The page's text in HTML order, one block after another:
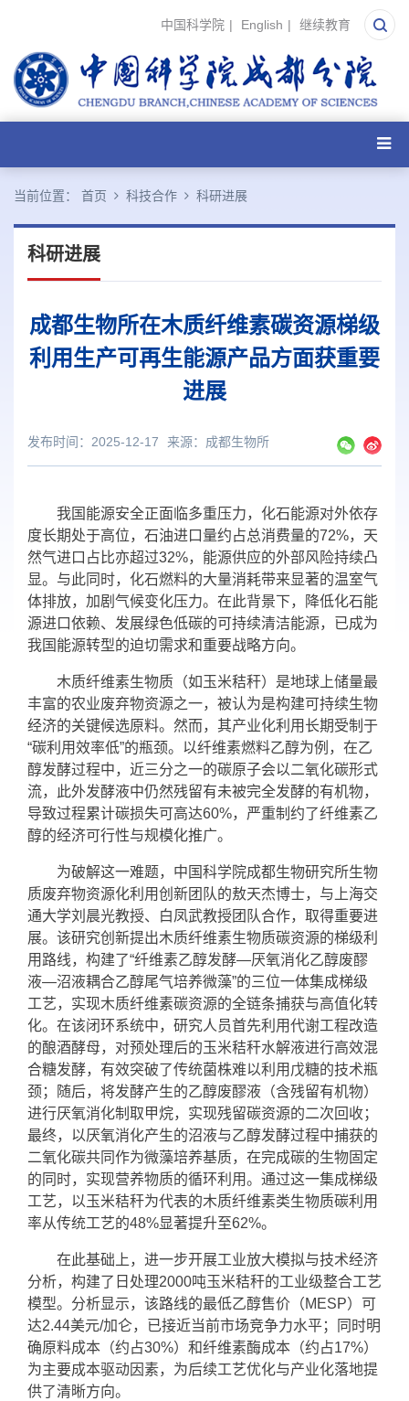
中国科学院 | English | 继续教育
当前位置： 首页 科技合作 科研进展
科研进展
成都生物所在木质纤维素碳资源梯级
利用生产可再生能源产品方面获重要
进展
发布时间：2025-12-17 来源： 成都生物所
我国能源安全正面临多重压力，化石能源对外依存
度长期处于高位，石油进口量约占总消费量的72%，天
然气进口占比亦超过32%，能源供应的外部风险持续凸
显。与此同时，化石燃料的大量消耗带来显著的温室气
体排放，加剧气候变化压力。在此背景下，降低化石能
源进口依赖、发展绿色低碳的可持续清洁能源，已成为
我国能源转型的迫切需求和重要战略方向。
木质纤维素生物质（如玉米秸秆）是地球上储量最
丰富的农业废弃物资源之一，被认为是构建可持续生物
经济的关键候选原料。然而，其产业化利用长期受制于
“碳利用效率低”的瓶颈。以纤维素燃料乙醇为例，在乙
醇发酵过程中，近三分之一的碳原子会以二氧化碳形式
流，此外发酵液中仍然残留有未被完全发酵的有机物，
导致过程累计碳损失可高达60%，严重制约了纤维素乙
醇的经济可行性与规模化推广。
为破解这一难题，中国科学院成都生物研究所生物
质废弃物资源化利用创新团队的敖天杰博士，与上海交
通大学刘晨光教授、白凤武教授团队合作，取得重要进
展。该研究创新提出木质纤维素生物质碳资源的梯级利
用路线，构建了“纤维素乙醇发酵—厌氧消化乙醇废醪
液—沼液耦合乙醇尾气培养微藻”的三位一体集成梯级
工艺，实现木质纤维素碳资源的全链条捕获与高值化转
化。在该闭环系统中，研究人员首先利用代谢工程改造
的酿酒酵母，对预处理后的玉米秸秆水解液进行高效混
合糖发酵，有效突破了传统菌株难以利用戊糖的技术瓶
颈；随后，将发酵产生的乙醇废醪液（含残留有机物）
进行厌氧消化制取甲烷，实现残留碳资源的二次回收；
最终，以厌氧消化产生的沼液与乙醇发酵过程中捕获的
二氧化碳共同作为微藻培养基质，在完成碳的生物固定
的同时，实现营养物质的循环利用。通过这一集成梯级
工艺，以玉米秸秆为代表的木质纤维素类生物质碳利用
率从传统工艺的48%显著提升至62%。
在此基础上，进一步开展工业放大模拟与技术经济
分析，构建了日处理2000吨玉米秸秆的工业级整合工艺
模型。分析显示，该路线的最低乙醇售价（MESP）可
达2.44美元/加仑，已接近当前市场竞争力水平；同时明
确原料成本（约占30%）和纤维素酶成本（约占17%）
为主要成本驱动因素，为后续工艺优化与产业化落地提
供了清晰方向。